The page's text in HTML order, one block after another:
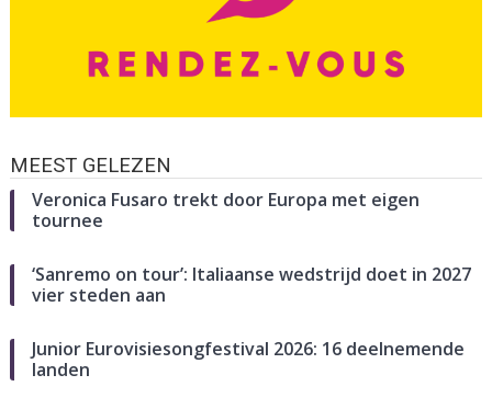
MEEST GELEZEN
Veronica Fusaro trekt door Europa met eigen
tournee
‘Sanremo on tour’: Italiaanse wedstrijd doet in 2027
vier steden aan
Junior Eurovisiesongfestival 2026: 16 deelnemende
landen